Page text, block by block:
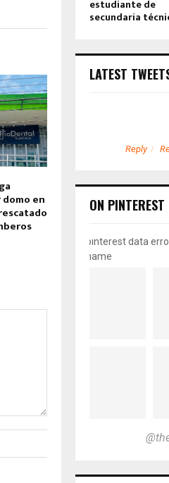
en
estudiante de
secundaria
LATEST
Favorite Reply
ON PINTEREST
pinterest data
name